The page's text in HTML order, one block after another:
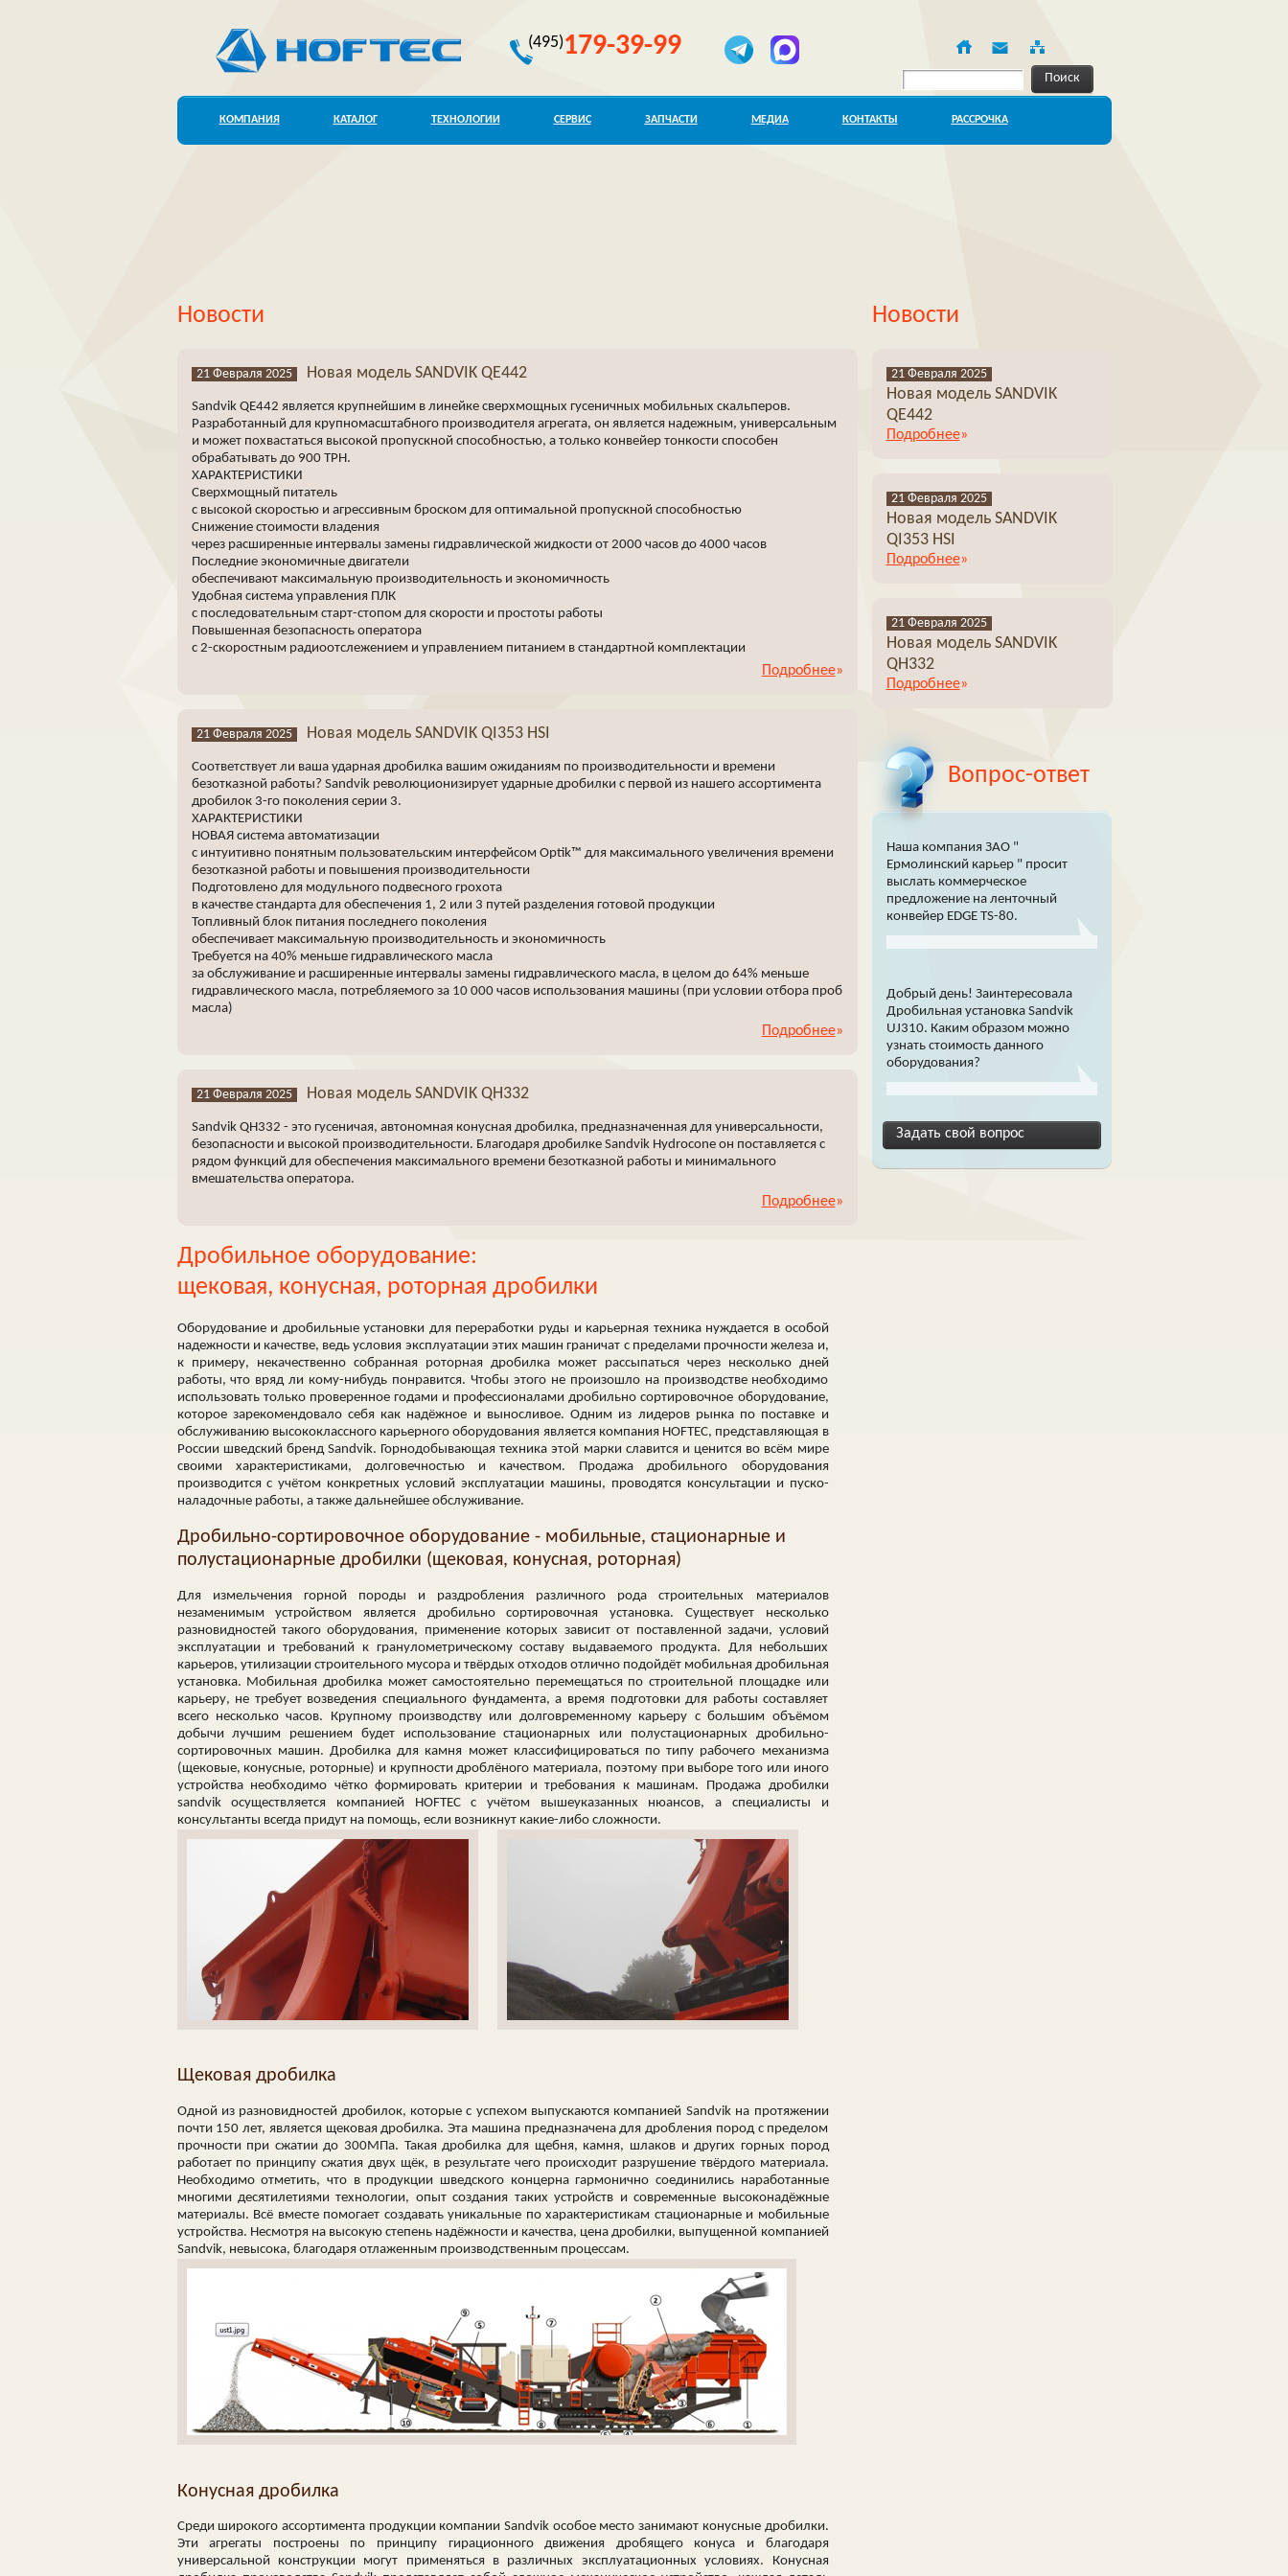
(495)179-39-99
Поиск
КОМПАНИЯ КАТАЛОГ ТЕХНОЛОГИИ СЕРВИС ЗАПЧАСТИ МЕДИА КОНТАКТЫ РАССРОЧКА
Новости
21 Февраля 2025 Новая модель SANDVIK QE442
Sandvik QE442 является крупнейшим в линейке сверхмощных гусеничных мобильных скальперов.
Разработанный для крупномасштабного производителя агрегата, он является надежным, универсальным
и может похвастаться высокой пропускной способностью, а только конвейер тонкости способен
обрабатывать до 900 TPH.
ХАРАКТЕРИСТИКИ
Сверхмощный питатель
с высокой скоростью и агрессивным броском для оптимальной пропускной способностью
Снижение стоимости владения
через расширенные интервалы замены гидравлической жидкости от 2000 часов до 4000 часов
Последние экономичные двигатели
обеспечивают максимальную производительность и экономичность
Удобная система управления ПЛК
с последовательным старт-стопом для скорости и простоты работы
Повышенная безопасность оператора
с 2-скоростным радиоотслежением и управлением питанием в стандартной комплектации
Подробнее
21 Февраля 2025 Новая модель SANDVIK QI353 HSI
Соответствует ли ваша ударная дробилка вашим ожиданиям по производительности и времени
безотказной работы? Sandvik революционизирует ударные дробилки с первой из нашего ассортимента
дробилок 3-го поколения серии 3.
ХАРАКТЕРИСТИКИ
НОВАЯ система автоматизации
с интуитивно понятным пользовательским интерфейсом Optik™ для максимального увеличения времени
безотказной работы и повышения производительности
Подготовлено для модульного подвесного грохота
в качестве стандарта для обеспечения 1, 2 или 3 путей разделения готовой продукции
Топливный блок питания последнего поколения
обеспечивает максимальную производительность и экономичность
Требуется на 40% меньше гидравлического масла
за обслуживание и расширенные интервалы замены гидравлического масла, в целом до 64% меньше
гидравлического масла, потребляемого за 10 000 часов использования машины (при условии отбора проб
масла)
Подробнее
21 Февраля 2025 Новая модель SANDVIK QH332
Sandvik QH332 - это гусеничая, автономная конусная дробилка, предназначенная для универсальности,
безопасности и высокой производительности. Благодаря дробилке Sandvik Hydrocone он поставляется с
рядом функций для обеспечения максимального времени безотказной работы и минимального
вмешательства оператора.
Подробнее
Дробильное оборудование:
щековая, конусная, роторная дробилки
Оборудование и дробильные установки для переработки руды и карьерная техника нуждается в особой
надежности и качестве, ведь условия эксплуатации этих машин граничат с пределами прочности железа и,
к примеру, некачественно собранная роторная дробилка может рассыпаться через несколько дней
работы, что вряд ли кому-нибудь понравится. Чтобы этого не произошло на производстве необходимо
использовать только проверенное годами и профессионалами дробильно сортировочное оборудование,
которое зарекомендовало себя как надёжное и выносливое. Одним из лидеров рынка по поставке и
обслуживанию высококлассного карьерного оборудования является компания HOFTEC, представляющая в
России шведский бренд Sandvik. Горнодобывающая техника этой марки славится и ценится во всём мире
своими характеристиками, долговечностью и качеством. Продажа дробильного оборудования
производится с учётом конкретных условий эксплуатации машины, проводятся консультации и пуско-
наладочные работы, а также дальнейшее обслуживание.
Дробильно-сортировочное оборудование - мобильные, стационарные и
полустационарные дробилки (щековая, конусная, роторная)
Для измельчения горной породы и раздробления различного рода строительных материалов
незаменимым устройством является дробильно
сортировочная
установка. Существует несколько
разновидностей такого оборудования, применение которых зависит от поставленной задачи, условий
эксплуатации и требований к гранулометрическому составу выдаваемого продукта. Для небольших
карьеров, утилизации строительного мусора и твёрдых отходов отлично подойдёт мобильная дробильная
установка. Мобильная дробилка может самостоятельно перемещаться по строительной площадке или
карьеру, не требует возведения специального фундамента, а время подготовки для работы составляет
всего несколько часов. Крупному производству или долговременному карьеру с большим объёмом
добычи лучшим решением будет использование стационарных или полустационарных дробильно-
сортировочных машин. Дробилка для камня может классифицироваться по типу рабочего механизма
(щековые, конусные, роторные) и крупности дроблёного материала, поэтому при выборе того или иного
устройства необходимо чётко формировать критерии и требования к машинам. Продажа дробилки
sandvik осуществляется компанией HOFTEC с учётом вышеуказанных нюансов, а специалисты и
консультанты всегда придут на помощь, если возникнут какие-либо сложности.
Щековая дробилка
Одной из разновидностей дробилок, которые с успехом выпускаются компанией Sandvik на протяжении
почти 150 лет, является щековая дробилка. Эта машина предназначена для дробления пород с пределом
прочности при сжатии до 300МПа. Такая дробилка для щебня, камня, шлаков и других горных пород
работает по принципу сжатия двух щёк, в результате чего происходит разрушение твёрдого материала.
Необходимо отметить, что в продукции шведского концерна гармонично соединились наработанные
многими десятилетиями технологии, опыт создания таких устройств и современные высоконадёжные
материалы. Всё вместе помогает создавать уникальные по характеристикам стационарные и мобильные
устройства. Несмотря на высокую степень надёжности и качества, цена дробилки, выпущенной компанией
Sandvik, невысока, благодаря отлаженным производственным процессам.
Конусная дробилка
Среди широкого ассортимента продукции компании Sandvik особое место занимают конусные дробилки.
Эти агрегаты построены по принципу гирационного движения дробящего конуса и благодаря
универсальной конструкции могут применяться в различных эксплуатационных условиях. Конусная
Новости
21 Февраля 2025
Новая модель SANDVIK
QE442
Подробнее
21 Февраля 2025
Новая модель SANDVIK
QI353 HSI
Подробнее
21 Февраля 2025
Новая модель SANDVIK
QH332
Подробнее
Вопрос-ответ
Наша компания ЗАО "
Ермолинский карьер " просит
выслать коммерческое
предложение на ленточный
конвейер EDGE TS-80.
Добрый день! Заинтересовала
Дробильная установка Sandvik
UJ310. Каким образом можно
узнать стоимость данного
оборудования?
Задать свой вопрос